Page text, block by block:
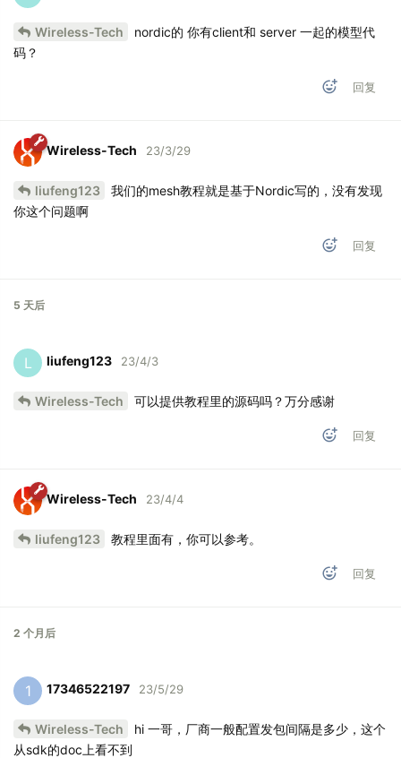
Wireless-Tech
nordic的 你有client和 server 一起的模型代
码？
回复
Wireless-Tech 23/3/29
liufeng123
我们的mesh教程就是基于Nordic写的，没有发现
你这个问题啊
回复
5 天后
L liufeng123 23/4/3
Wireless-Tech 可以提供教程里的源码吗？万分感谢
回复
Wireless-Tech 23/4/4
liufeng123 教程里面有，你可以参考。
回复
2 个月 后
1 17346522197 23/5/29
Wireless-Tech
hi 一哥，厂商一般配置发包间隔是多少，这个
从sdk的doc上看不到